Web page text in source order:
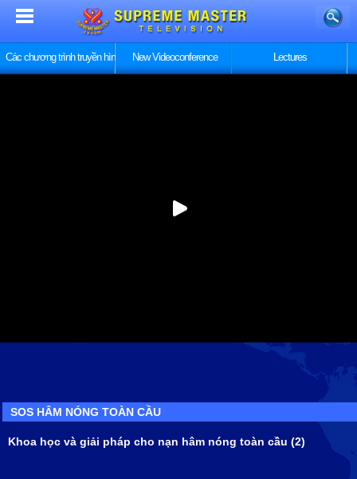
Các chương trình truyền hình New Videoconference Lectures
SOS HÂM NÓNG TOÀN CẦU
Khoa học và giải pháp cho nạn hâm nóng toàn cầu (2)